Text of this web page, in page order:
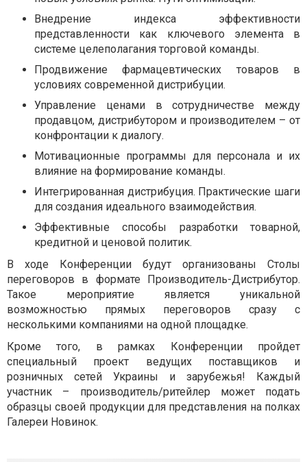
Внедрение индекса эффективности
представленности как ключевого элемента в
системе целеполагания торговой команды.
Продвижение фармацевтических товаров в
условиях современной дистрибуции.
Управление ценами в сотрудничестве между
продавцом, дистрибутором и производителем – от
конфронтации к диалогу.
Мотивационные программы для персонала и их
влияние на формирование команды.
Интегрированная дистрибуция. Практические шаги
для создания идеального взаимодействия.
Эффективные способы разработки товарной,
кредитной и ценовой политик.
В ходе Конференции будут организованы Столы
переговоров в формате Производитель-Дистрибутор.
Такое мероприятие является уникальной
возможностью прямых переговоров сразу с
несколькими компаниями на одной площадке.
Кроме того, в рамках Конференции пройдет
специальный проект ведущих поставщиков и
розничных сетей Украины и зарубежья! Каждый
участник – производитель/ритейлер может подать
образцы своей продукции для представления на полках
Галереи Новинок.